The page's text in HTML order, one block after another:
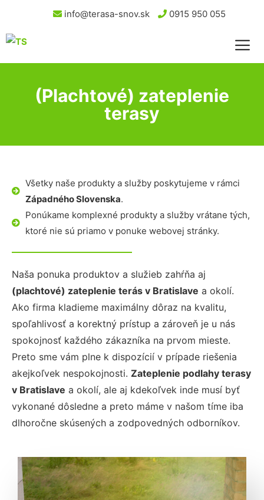
info@terasa-snov.sk 0915 950 055
(Plachtové) zateplenie
terasy
Všetky naše produkty a služby poskytujeme v rámci
Západného Slovenska.
Ponúkame komplexné produkty a služby vrátane tých,
ktoré nie sú priamo v ponuke webovej stránky.
Naša ponuka produktov a služieb zahŕňa aj
(plachtové) zateplenie terás v Bratislave a okolí.
Ako firma kladieme maximálny dôraz na kvalitu,
spoľahlivosť a korektný prístup a zároveň je u nás
spokojnosť každého zákazníka na prvom mieste.
Preto sme vám plne k dispozícií v prípade riešenia
akejkoľvek nespokojnosti. Zateplenie podlahy terasy
v Bratislave a okolí, ale aj kdekoľvek inde musí byť
vykonané dôsledne a preto máme v našom tíme iba
dlhoročne skúsených a zodpovedných odborníkov.